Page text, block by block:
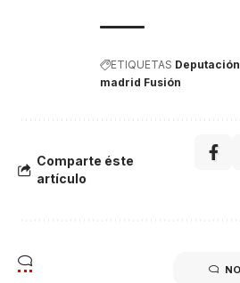
ETIQUETAS
madrid Fusión
Comparte éste
artículo